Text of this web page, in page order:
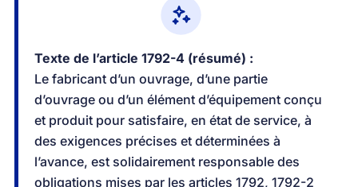
Texte de l’article 1792-4 (résumé) :
Le fabricant d’un ouvrage, d’une partie
d’ouvrage ou d’un élément d’équipement conçu
et produit pour satisfaire, en état de service, à
des exigences précises et déterminées à
l’avance, est solidairement responsable des
obligations mises par les articles 1792, 1792-2